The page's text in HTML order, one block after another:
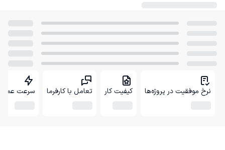
نرخ موفقیت در پروژه‌ها کیفیت کار تعامل با کارفرما سرعت عمل